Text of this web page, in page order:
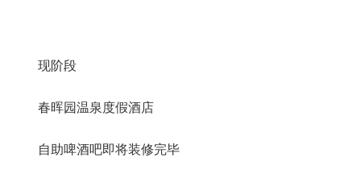
现阶段
春晖园温泉度假酒店
自助啤酒吧即将装修完毕